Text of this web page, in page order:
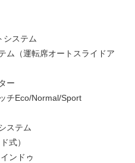
システム
ム（運転席オートスライドア
ー
チEco/Normal/Sport
ステム
式）
ンドゥ